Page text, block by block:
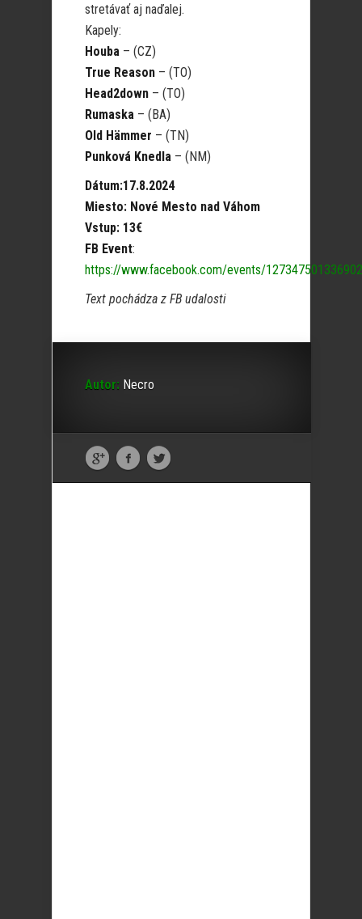
stretávať aj naďalej.
Kapely:
Houba – (CZ)
True Reason – (TO)
Head2down – (TO)
Rumaska – (BA)
Old Hämmer – (TN)
Punková Knedla – (NM)
Dátum:17.8.2024
Miesto: Nové Mesto nad Váhom
Vstup: 13€
FB Event:
https://www.facebook.com/events/
Text pochádza z FB udalosti
Autor: Necro